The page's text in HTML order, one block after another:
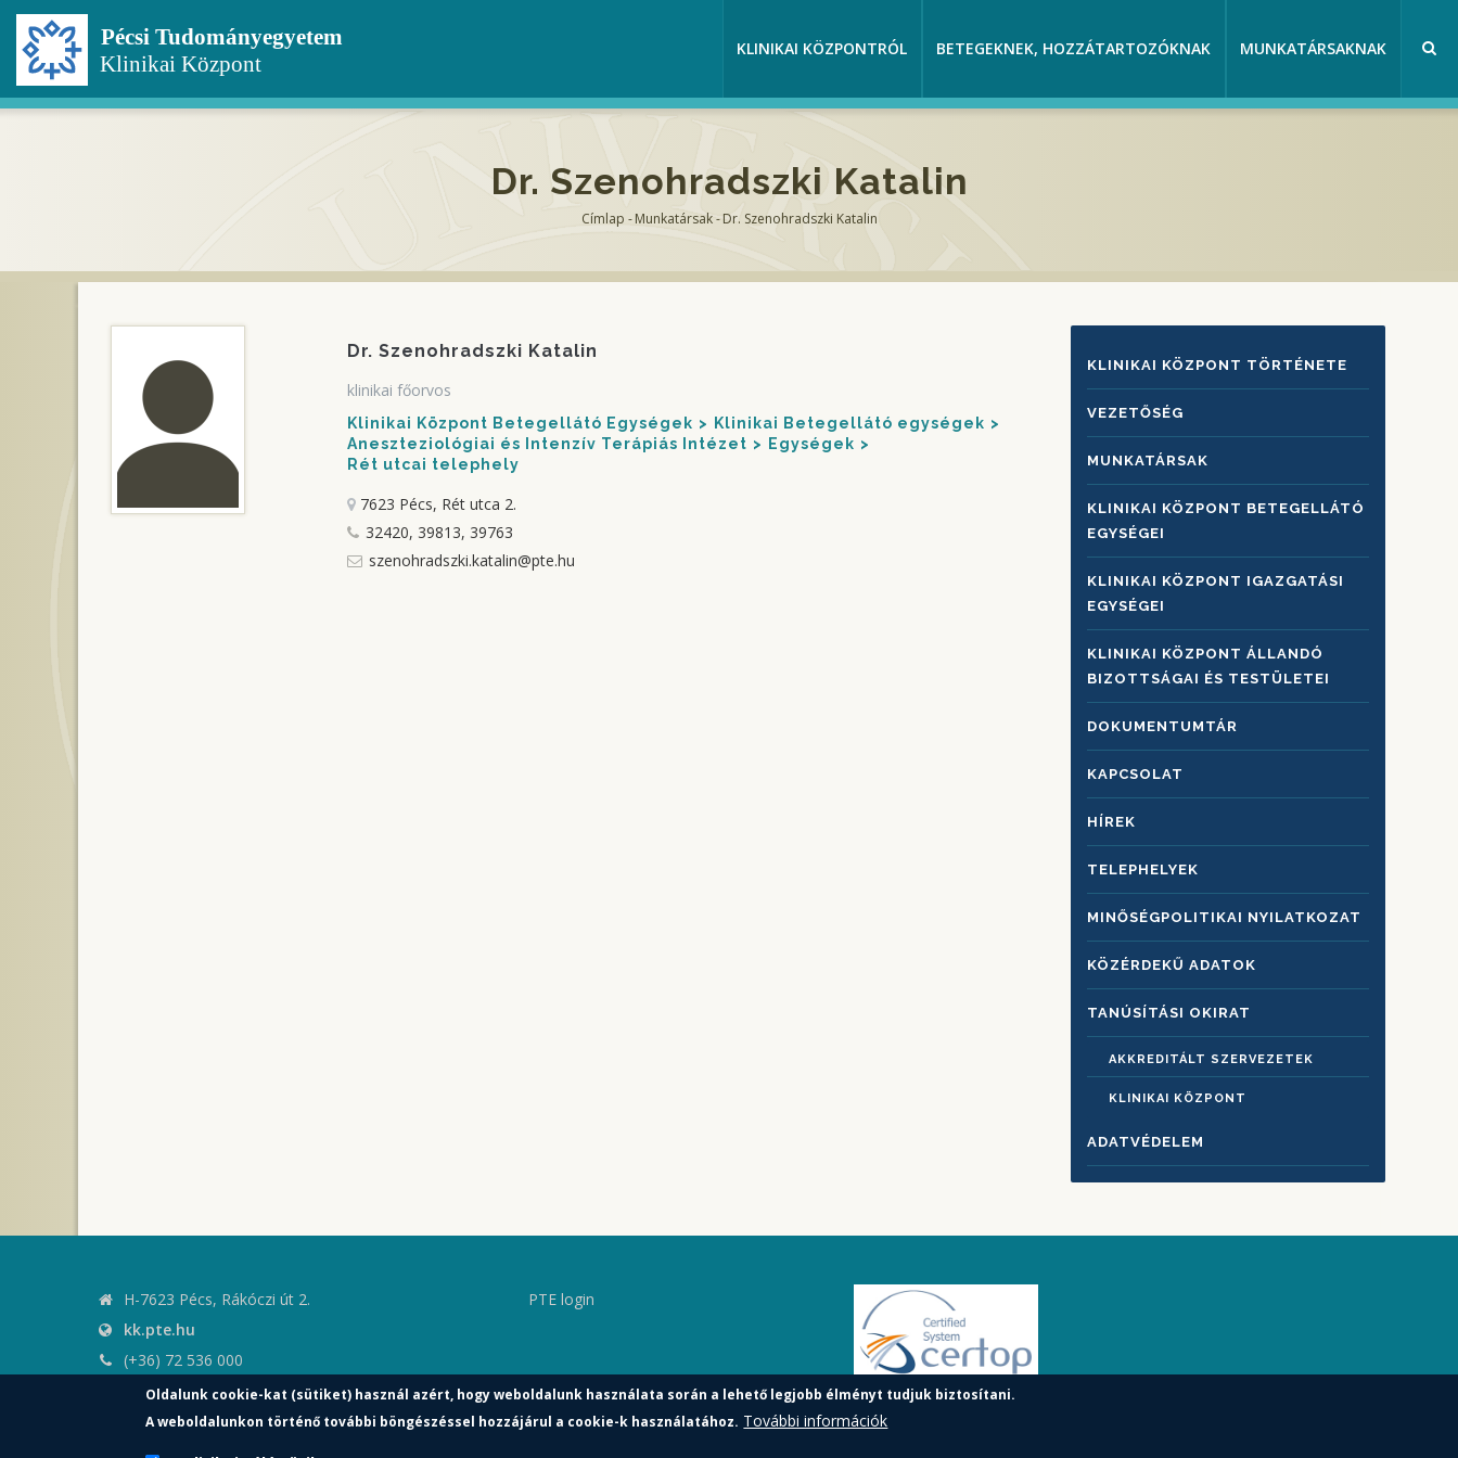
Ugrás
tartalomra
KLINIKAI KÖZPONTRÓL BETEGEKNEK, HOZZÁTARTOZÓKNAK MUNKATÁRSAKNAK
Dr. Szenohradszki Katalin
Címlap - Munkatársak - Dr. Szenohradszki Katalin
Dr. Szenohradszki Katalin
klinikai főorvos
Klinikai Központ Betegellátó Egységek
Klinikai Betegellátó egységek
Aneszteziológiai és Intenzív Terápiás Intézet
Egységek
Rét utcai telephely
7623 Pécs, Rét utca 2.
32420, 39813, 39763
szenohradszki.katalin@pte.hu
KLINIKAI
KÖZPONTRÓL
KLINIKAI KÖZPONT TÖRTÉNETE
VEZETŐSÉG
MUNKATÁRSAK
KLINIKAI KÖZPONT BETEGELLÁTÓ
EGYSÉGEI
KLINIKAI KÖZPONT IGAZGATÁSI
EGYSÉGEI
KLINIKAI KÖZPONT ÁLLANDÓ
BIZOTTSÁGAI ÉS TESTÜLETEI
DOKUMENTUMTÁR
KAPCSOLAT
HÍREK
TELEPHELYEK
MINŐSÉGPOLITIKAI NYILATKOZAT
KÖZÉRDEKŰ ADATOK
TANÚSÍTÁSI OKIRAT
AKKREDITÁLT SZERVEZETEK
KLINIKAI KÖZPONT
ADATVÉDELEM
H-7623 Pécs, Rákóczi út 2.
kk.pte.hu
(+36) 72 536 000
kk.elnoki.hivatal@pte.hu
pte.hu
PTE login
Oldalunk cookie-kat (sütiket) használ azért, hogy weboldalunk használata során a lehető legjobb élményt tudjuk biztosítani.
A weboldalunkon történő további böngészéssel hozzájárul a cookie-k használatához. További információk